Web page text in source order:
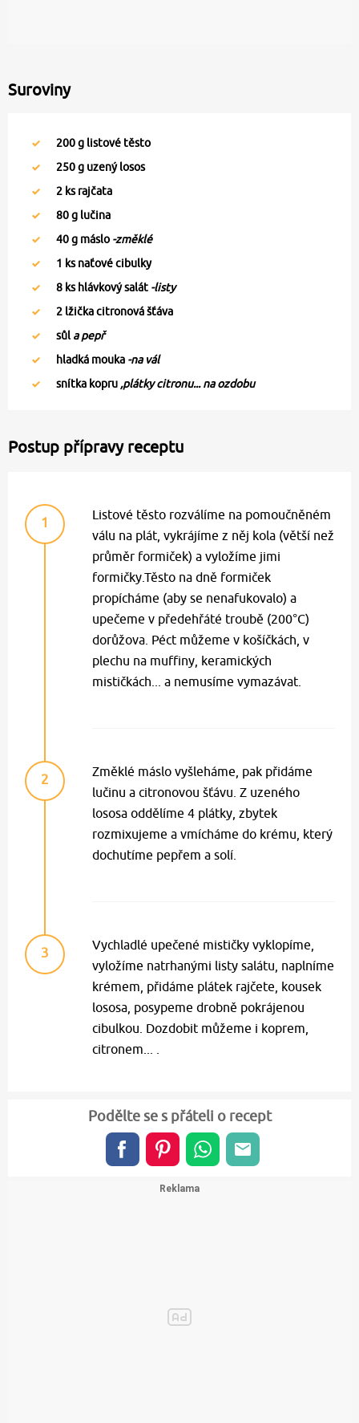
Suroviny
200g listové těsto
250g uzený losos
2 ks rajčata
80g lučina
40g máslo -změklé
1 ks naťové cibulky
8 ks hlávkový salát -listy
2 lžička citronová šťáva
sůl a pepř
hladká mouka -na vál
snítka kopru ,plátky citronu... na ozdobu
Postup přípravy receptu
1
Listové těsto rozválíme na pomoučněném
válu na plát, vykrájíme z něj kola (větší než
průměr formiček) a vyložíme jimi
formičky.Těsto na dně formiček
propícháme (aby se nenafukovalo) a
upečeme v předehřáté troubě (200°C)
dorůžova. Péct můžeme v košíčkách, v
plechu na muffiny, keramických
mističkách... a nemusíme vymazávat.
2
Změklé máslo vyšleháme, pak přidáme
lučinu a citronovou šťávu. Z uzeného
lososa oddělíme 4 plátky, zbytek
rozmixujeme a vmícháme do krému, který
dochutíme pepřem a solí.
3
Vychladlé upečené mističky vyklopíme,
vyložíme natrhanými listy salátu, naplníme
krémem, přidáme plátek rajčete, kousek
lososa, posypeme drobně pokrájenou
cibulkou. Dozdobit můžeme i koprem,
citronem... .
Podělte se s přáteli o recept